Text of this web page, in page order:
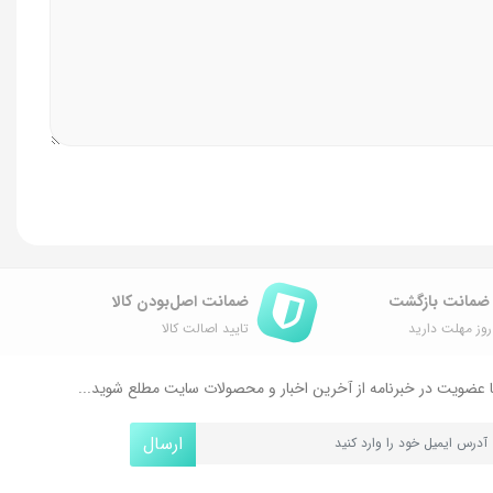
مهلت دارید
ضمانت اصل‌بودن کالا
تایید اصالت کالا
عضویت در خبرنامه از آخرین اخبار و محصولات سایت مطلع شوید...
ارسال